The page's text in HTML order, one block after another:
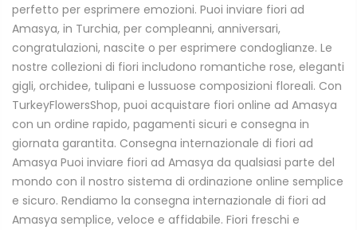
perfetto per esprimere emozioni. Puoi inviare fiori ad
Amasya, in Turchia, per compleanni, anniversari,
congratulazioni, nascite o per esprimere condoglianze. Le
nostre collezioni di fiori includono romantiche rose, eleganti
gigli, orchidee, tulipani e lussuose composizioni floreali. Con
TurkeyFlowersShop, puoi acquistare fiori online ad Amasya
con un ordine rapido, pagamenti sicuri e consegna in
giornata garantita. Consegna internazionale di fiori ad
Amasya Puoi inviare fiori ad Amasya da qualsiasi parte del
mondo con il nostro sistema di ordinazione online semplice
e sicuro. Rendiamo la consegna internazionale di fiori ad
Amasya semplice, veloce e affidabile. Fiori freschi e